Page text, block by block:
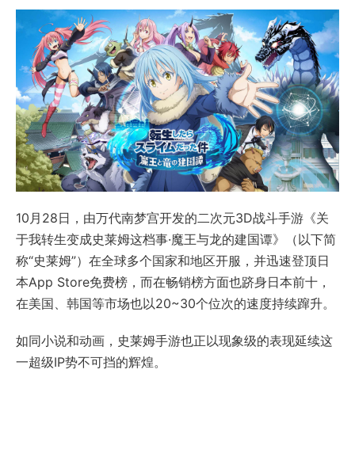
10月28日，由万代南梦宫开发的二次元3D战斗手游《关
于我转生变成史莱姆这档事·魔王与龙的建国谭》（以下简
称“史莱姆”）在全球多个国家和地区开服，并迅速登顶日
本App Store免费榜，而在畅销榜方面也跻身日本前十，
在美国、韩国等市场也以20~30个位次的速度持续蹿升。
如同小说和动画，史莱姆手游也正以现象级的表现延续这
一超级IP势不可挡的辉煌。